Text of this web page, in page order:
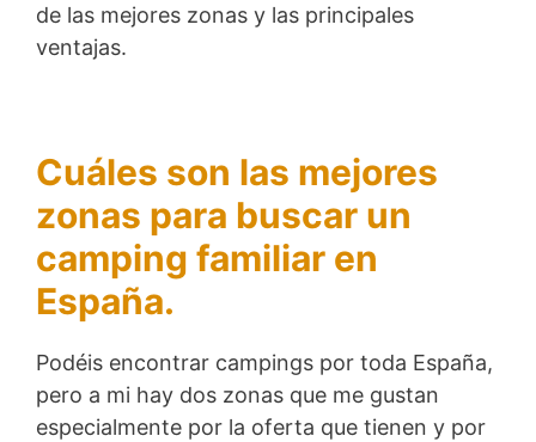
de las mejores zonas y las principales
ventajas.
Cuáles son las mejores
zonas para buscar un
camping familiar en
España.
Podéis encontrar campings por toda España,
pero a mi hay dos zonas que me gustan
especialmente por la oferta que tienen y por